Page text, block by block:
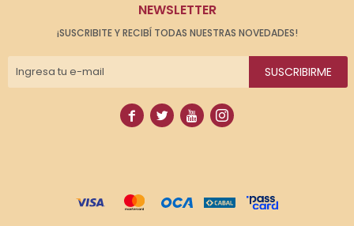
NEWSLETTER
¡SUSCRIBITE Y RECIBÍ TODAS NUESTRAS NOVEDADES!
SUSCRIBIRME
   